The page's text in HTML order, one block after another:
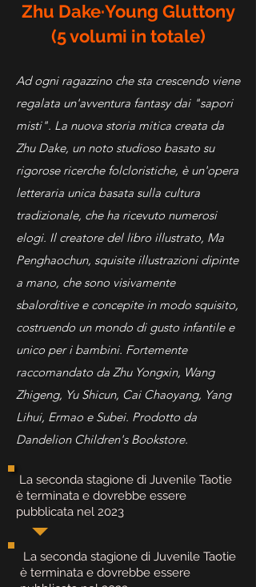
Zhu Dake·Young Gluttony
(5 volumi in totale)
Ad ogni ragazzino che sta crescendo viene
regalata un'avventura fantasy dai "sapori
misti". La nuova storia mitica creata da
Zhu Dake, un noto studioso basato su
rigorose ricerche folcloristiche, è un'opera
letteraria unica basata sulla cultura
tradizionale, che ha ricevuto numerosi
elogi. Il creatore del libro illustrato, Ma
Penghaochun, squisite illustrazioni dipinte
a mano, che sono visivamente
sbalorditive e concepite in modo squisito,
costruendo un mondo di gusto infantile e
unico per i bambini. Fortemente
raccomandato da Zhu Yongxin, Wang
Zhigeng, Yu Shicun, Cai Chaoyang, Yang
Lihui, Ermao e Subei. Prodotto da
Dandelion Children's Bookstore.
​ La seconda stagione di Juvenile Taotie
è terminata e dovrebbe essere
pubblicata nel 2023
​ La seconda stagione di Juvenile Taotie
è terminata e dovrebbe essere